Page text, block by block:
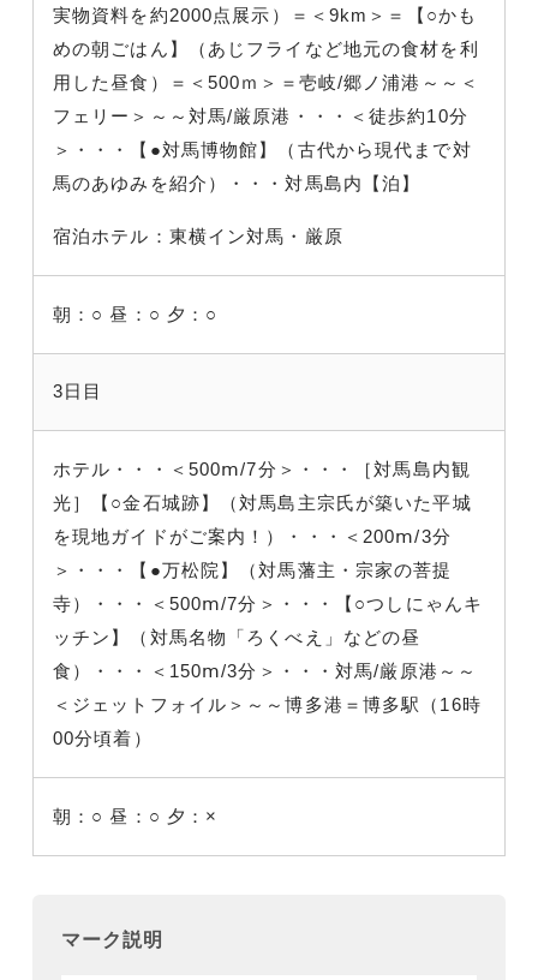
実物資料を約2000点展示）＝＜9km＞＝【○かも
めの朝ごはん】（あじフライなど地元の食材を利
用した昼食）＝＜500ｍ＞＝壱岐/郷ノ浦港～～＜
フェリー＞～～対馬/厳原港・・・＜徒歩約10分
＞・・・【●対馬博物館】（古代から現代まで対
馬のあゆみを紹介）・・・対馬島内【泊】
宿泊ホテル：東横イン対馬・厳原
朝：○ 昼：○ 夕：○
3日目
ホテル・・・＜500ⅿ/7分＞・・・［対馬島内観
光］【○金石城跡】（対馬島主宗氏が築いた平城
を現地ガイドがご案内！）・・・＜200ⅿ/3分
＞・・・【●万松院】（対馬藩主・宗家の菩提
寺）・・・＜500ⅿ/7分＞・・・【○つしにゃんキ
ッチン】（対馬名物「ろくべえ」などの昼
食）・・・＜150ⅿ/3分＞・・・対馬/厳原港～～
＜ジェットフォイル＞～～博多港＝博多駅（16時
00分頃着）
朝：○ 昼：○ 夕：×
マーク説明